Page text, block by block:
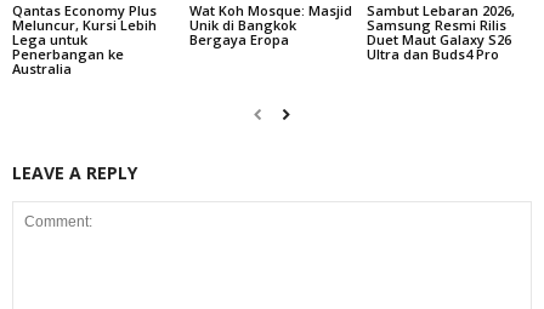
Qantas Economy Plus
Meluncur, Kursi Lebih
Lega untuk
Penerbangan ke
Australia
Wat Koh Mosque: Masjid
Unik di Bangkok
Bergaya Eropa
Sambut Lebaran 2026,
Samsung Resmi Rilis
Duet Maut Galaxy S26
Ultra dan Buds4 Pro
LEAVE A REPLY